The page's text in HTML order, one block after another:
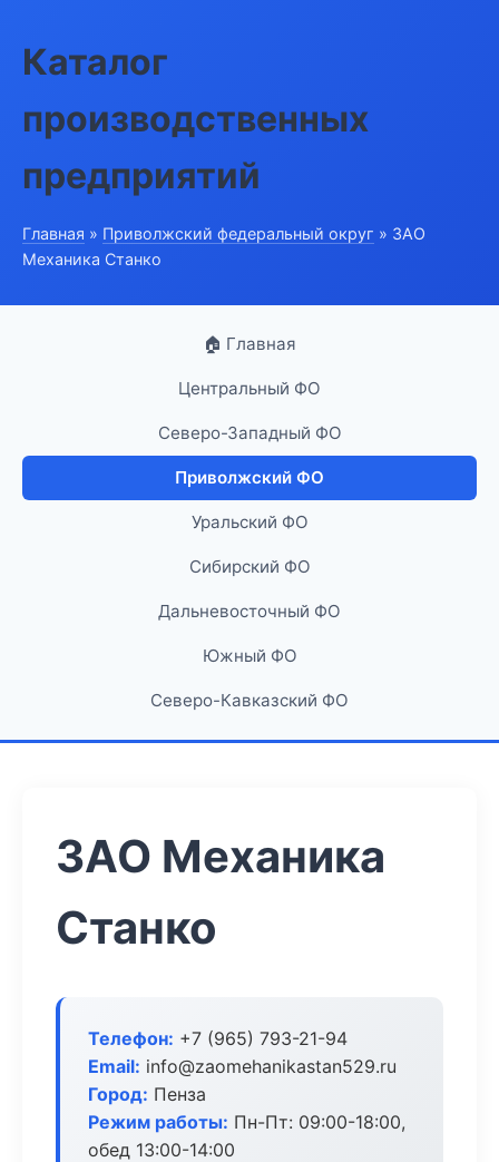
Каталог
производственных
предприятий
Главная » Приволжский федеральный округ » ЗАО
Механика Станко
🏠 Главная
Центральный ФО
Северо-Западный ФО
Приволжский ФО
Уральский ФО
Сибирский ФО
Дальневосточный ФО
Южный ФО
Северо-Кавказский ФО
ЗАО Механика
Станко
Телефон: +7 (965) 793-21-94
Email: info@zaomehanikastan529.ru
Город: Пенза
Режим работы: Пн-Пт: 09:00-18:00,
обед 13:00-14:00